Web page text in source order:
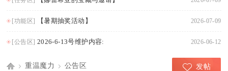
[功能区] 【暑期抽奖活动】 2026-07-09
[公告区] 2026-6-13号维护内容: 2026-06-12
重温魔力 公告区 发帖